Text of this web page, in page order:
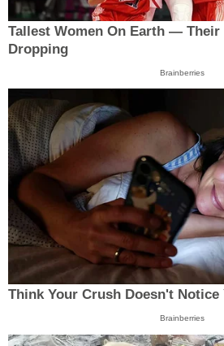
Tallest Women On Earth — Their
Dropping
Brainberries
Think Your Crush Doesn't Notice
Brainberries